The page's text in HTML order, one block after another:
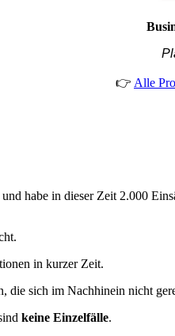
👉 Alle
habe in dieser Zeit 2.000
in kurzer Zeit.
die sich im Nachhinein nicht
keine Einzelfälle.